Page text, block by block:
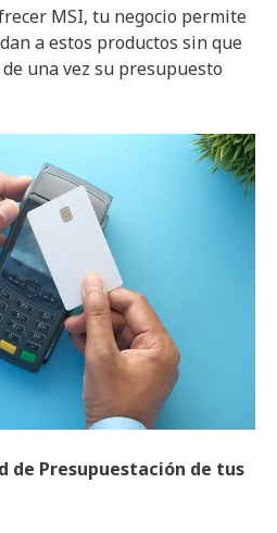
MSI, tu negocio permite
a estos productos sin que
una vez su presupuesto
de Presupuestación de tus